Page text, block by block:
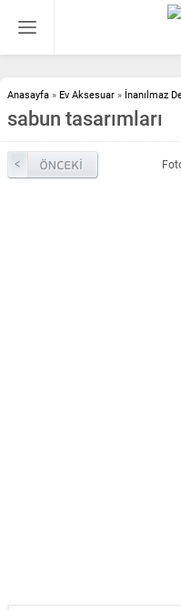
Anasayfa » Ev Aksesuar » İnanılmaz
sabun tasarımları